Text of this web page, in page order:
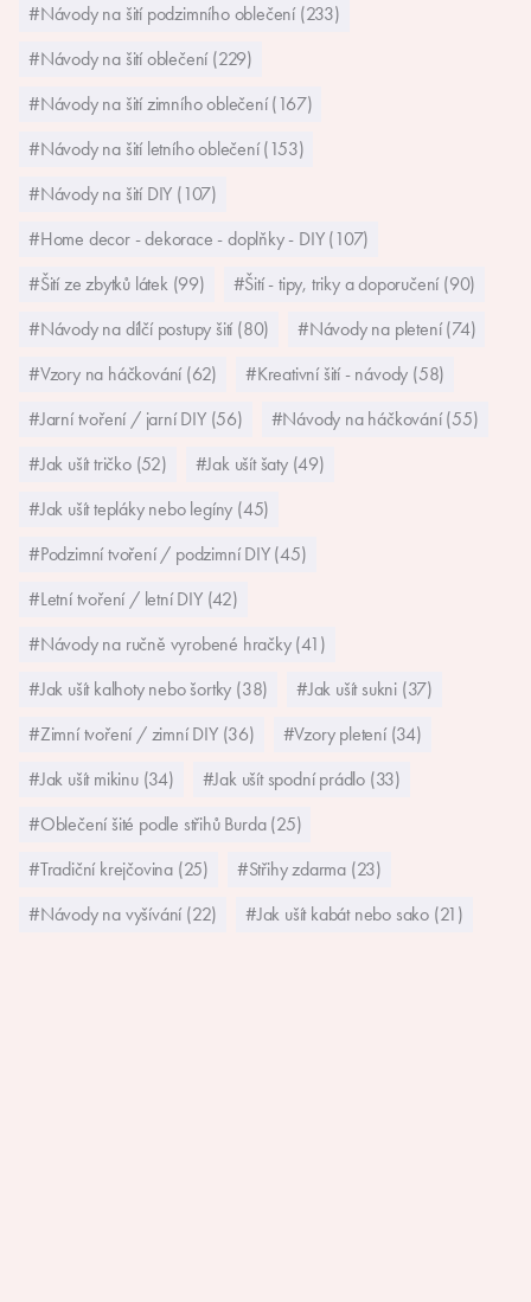
#Návody na šití podzimního oblečení (233)
#Návody na šití oblečení (229)
#Návody na šití zimního oblečení (167)
#Návody na šití letního oblečení (153)
#Návody na šití DIY (107)
#Home decor - dekorace - doplňky - DIY (107)
#Šití ze zbytků látek (99)
#Šití - tipy, triky a doporučení (90)
#Návody na dílčí postupy šití (80)
#Návody na pletení (74)
#Vzory na háčkování (62)
#Kreativní šití - návody (58)
#Jarní tvoření / jarní DIY (56)
#Návody na háčkování (55)
#Jak ušít tričko (52)
#Jak ušít šaty (49)
#Jak ušít tepláky nebo legíny (45)
#Podzimní tvoření / podzimní DIY (45)
#Letní tvoření / letní DIY (42)
#Návody na ručně vyrobené hračky (41)
#Jak ušít kalhoty nebo šortky (38)
#Jak ušít sukni (37)
#Zimní tvoření / zimní DIY (36)
#Vzory pletení (34)
#Jak ušít mikinu (34)
#Jak ušít spodní prádlo (33)
#Oblečení šité podle střihů Burda (25)
#Tradiční krejčovina (25)
#Střihy zdarma (23)
#Návody na vyšívání (22)
#Jak ušít kabát nebo sako (21)